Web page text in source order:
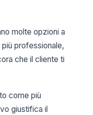
molte opzioni a
professionale,
che il cliente ti
come più
giustifica il